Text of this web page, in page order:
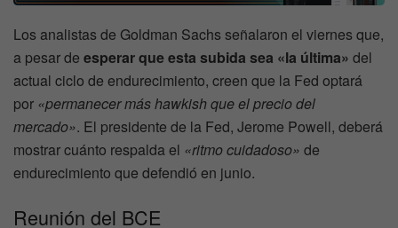
Los analistas de Goldman Sachs señalaron el viernes que,
a pesar de esperar que esta subida sea «la última» del
actual ciclo de endurecimiento, creen que la Fed optará
por «permanecer más hawkish que el precio del
mercado». El presidente de la Fed, Jerome Powell, deberá
mostrar cuánto respalda el «ritmo cuidadoso» de
endurecimiento que defendió en junio.
Reunión del BCE